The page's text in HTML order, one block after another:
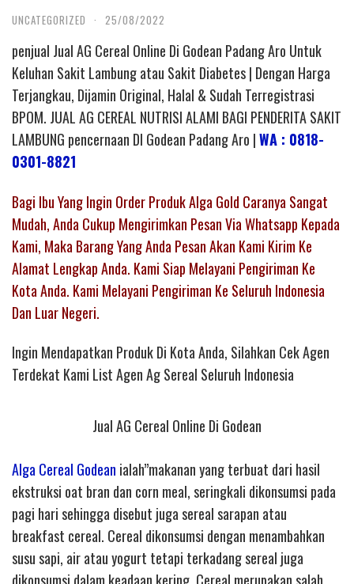
UNCATEGORIZED · 25/08/2022
penjual Jual AG Cereal Online Di Godean Padang Aro Untuk
Keluhan Sakit Lambung atau Sakit Diabetes | Dengan Harga
Terjangkau, Dijamin Original, Halal & Sudah Terregistrasi
BPOM. JUAL AG CEREAL NUTRISI ALAMI BAGI PENDERITA SAKIT
LAMBUNG pencernaan DI Godean Padang Aro |WA : 0818-
0301-8821
Bagi Ibu Yang Ingin Order Produk Alga Gold Caranya Sangat
Mudah, Anda Cukup Mengirimkan Pesan Via Whatsapp Kepada
Kami, Maka Barang Yang Anda Pesan Akan Kami Kirim Ke
Alamat Lengkap Anda. Kami Siap Melayani Pengiriman Ke
Kota Anda. Kami Melayani Pengiriman Ke Seluruh Indonesia
Dan Luar Negeri.
Ingin Mendapatkan Produk Di Kota Anda, Silahkan Cek Agen
Terdekat Kami List Agen Ag Sereal Seluruh Indonesia
Jual AG Cereal Online Di Godean
Alga Cereal Godean ialah”makanan yang terbuat dari hasil
ekstruksi oat bran dan corn meal, seringkali dikonsumsi pada
pagi hari sehingga disebut juga sereal sarapan atau
breakfast cereal. Cereal dikonsumsi dengan menambahkan
susu sapi, air atau yogurt tetapi terkadang sereal juga